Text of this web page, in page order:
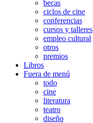
becas
ciclos de cine
conferencias
cursos y talleres
empleo cultural
otros
premios
Libros
Fuera de menú
todo
cine
literatura
teatro
diseño